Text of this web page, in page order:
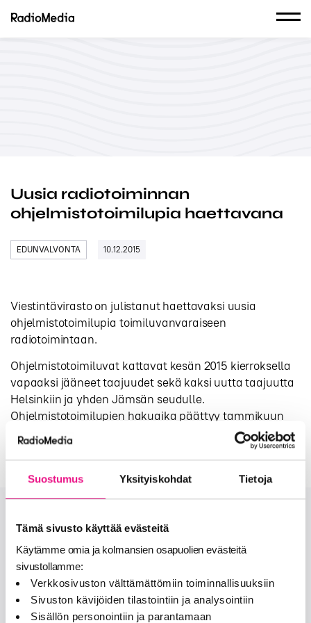
Suostumus Yksityiskohdat Tietoja
Tämä sivusto käyttää evästeitä
Käytämme omia ja kolmansien osapuolien evästeitä
sivustollamme:
Verkkosivuston välttämättömiin toiminnallisuuksiin
Sivuston kävijöiden tilastointiin ja analysointiin
Sisällön personointiin ja parantamaan
Uusia radiotoiminnan
ohjelmistotoimilupia haettavana
EDUNVALVONTA 10.12.2015
Viestintävirasto on julistanut haettavaksi uusia
ohjelmistotoimilupia toimiluvanvaraiseen
radiotoimintaan.
Ohjelmistotoimiluvat kattavat kesän 2015 kierroksella
vapaaksi jääneet taajuudet sekä kaksi uutta taajuutta
Helsinkiin ja yhden Jämsän seudulle.
Ohjelmistotoimilupien hakuaika päättyy tammikuun
28. päivänä 2016 kello 16:15.
Onko sinulla lisää kysymyksiä?
OTA MEIHIN YHTEYTTÄ
Seuraa meitä